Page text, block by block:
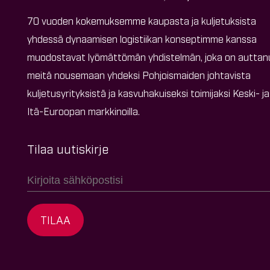
70 vuoden kokemuksemme kaupasta ja kuljetuksista
yhdessä dynaamisen logistiikan konseptimme kanssa
muodostavat lyömättömän yhdistelmän, joka on
meitä nousemaan yhdeksi Pohjoismaiden johtavista
kuljetusyrityksistä ja kasvuhakuiseksi toimijaksi Keski- ja
Itä-Euroopan markkinoilla.
Tilaa uutiskirje
TILAA